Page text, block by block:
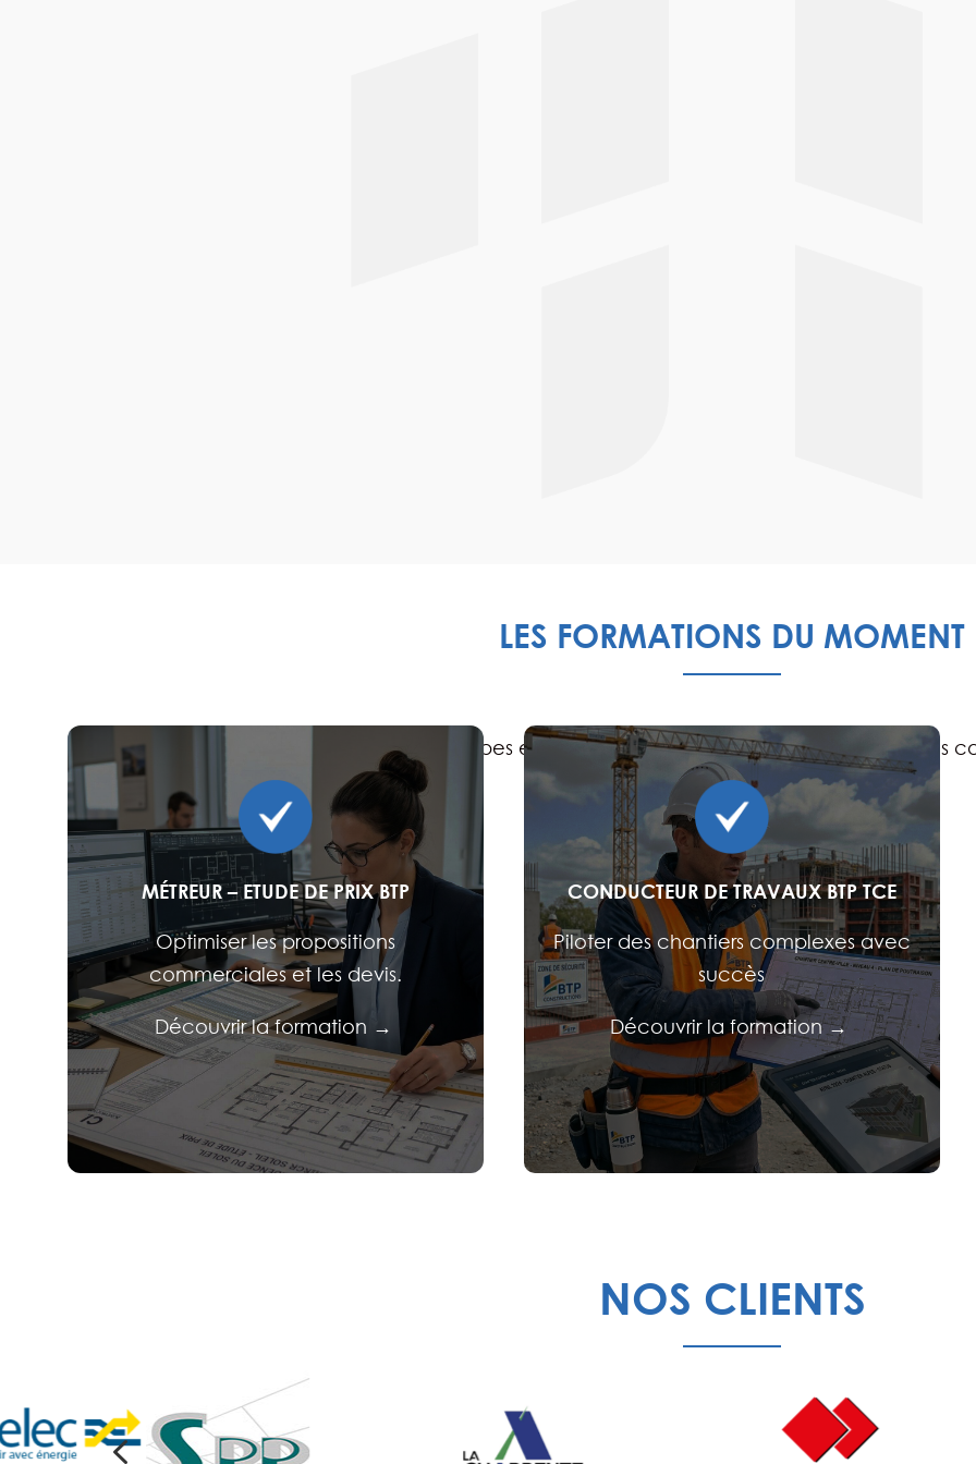
LES FORMATIONS DU MOMENT
Maximisez le potentiel de vos équipes et de votre entreprise grâce à nos formations
MÉTREUR – ETUDE DE PRIX BTP
Optimiser les propositions
commerciales et les devis.
Découvrir la formation →
CONDUCTEUR DE TRAVAUX BTP TCE
Piloter des chantiers complexes avec
succès
Découvrir la formation →
NOS CLIENTS
4